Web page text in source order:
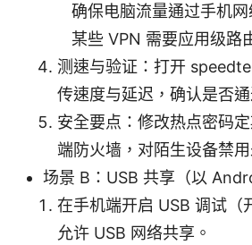
确保电脑流量通过手机
某些 VPN 需要应用级路
测速与验证：打开
传速度与延迟，确认是否通
安全要点：修改热点密码
端防火墙，对陌生设备禁用
场景 B：USB 共享（以
在手机端开启 USB 调试（
允许 USB 网络共享。